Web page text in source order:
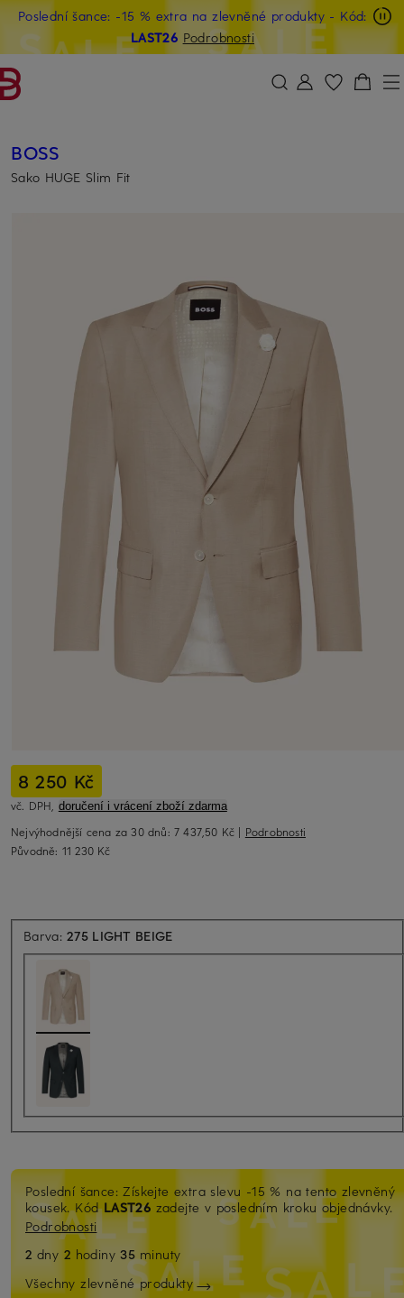
PŘEJÍT NA HLAVNÍ OBSAH PŘESKOČIT NA VYHLEDÁVÁNÍ
Poslední šance: -15 % extra na zlevněné produkty - Kód:
LAST26 Podrobnosti
BOSS
Sako HUGE Slim Fit
8 250 Kč
vč. DPH, doručení i vrácení zboží zdarma
Nejvýhodnější cena za 30 dnů: 7 437,50 Kč | Podrobnosti
Původně: 11 230 Kč
Barva:275 LIGHT BEIGE
Poslední šance: Získejte extra slevu -15 % na tento zlevněný
kousek. KódLAST26 zadejte v posledním kroku objednávky.
Podrobnosti
2 dny 2 hodiny35 minuty
Všechny zlevněné produkty